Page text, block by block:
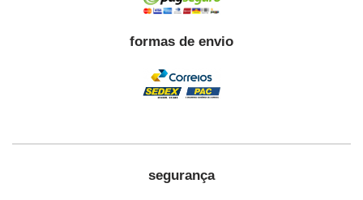
formas de envio
segurança